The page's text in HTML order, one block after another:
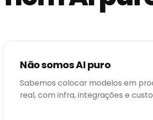
Não somos AI puro
Sabemos colocar modelos em
real, com infra, integrações e